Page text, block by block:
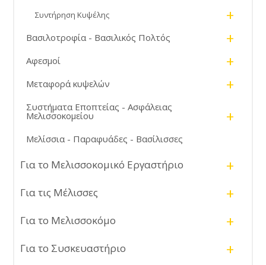
Συντήρηση Κυψέλης +
Βασιλοτροφία - Βασιλικός Πολτός +
Αφεσμοί +
Μεταφορά κυψελών +
Συστήματα Εποπτείας - Ασφάλειας
Μελισσοκομείου +
Μελίσσια - Παραφυάδες - Βασίλισσες
Για το Μελισσοκομικό Εργαστήριο +
Για τις Μέλισσες +
Για το Μελισσοκόμο +
Για το Συσκευαστήριο +